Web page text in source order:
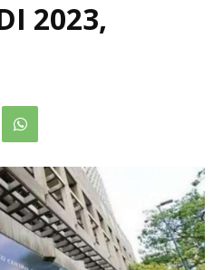
2023,